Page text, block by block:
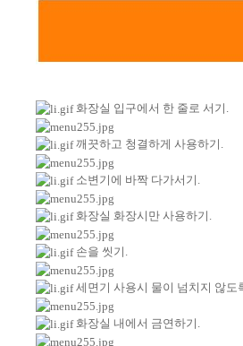
화장실 입구에서 한 줄로 서기.
깨끗하고 청결하게 사용하기.
소변기에 바짝 다가서기.
화장실 화장시만 사용하기.
손을 씻기.
세면기 사용시 물이 넘치지 않도
화장실 내에서 금연하기.